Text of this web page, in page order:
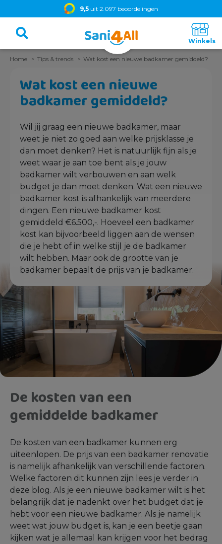
9,5 uit 2.097 beoordelingen
Home Tips & trends Wat kost een nieuwe badkamer gemiddeld?
Wat kost een nieuwe
badkamer gemiddeld?
Wil jij graag een nieuwe badkamer, maar
weet je niet zo goed aan welke prijsklasse je
dan moet denken? Het is natuurlijk fijn als je
weet waar je aan toe bent als je jouw
badkamer wilt verbouwen en aan welk
budget je dan moet denken. Wat een nieuwe
badkamer kost is afhankelijk van meerdere
dingen. Een nieuwe badkamer kost
gemiddeld €6.500,-. Hoeveel een badkamer
kost kan bijvoorbeeld liggen aan de wensen
die je hebt of in welke stijl je de badkamer
wilt hebben. Maar ook de grootte van je
badkamer bepaalt de prijs van je badkamer.
De kosten van een
gemiddelde badkamer
De kosten van een badkamer kunnen erg
uiteenlopen. De prijs van een badkamer renovatie
is namelijk afhankelijk van verschillende factoren.
Welke factoren dit kunnen zijn lees je verder in
deze blog. Als je een nieuwe badkamer wilt is het
belangrijk dat je nadenkt over het budget dat je
hebt voor een nieuwe badkamer. Als je namelijk
weet wat jouw budget is, kan je een beetje gaan
kijken wat je allemaal kan krijgen voor het bedrag